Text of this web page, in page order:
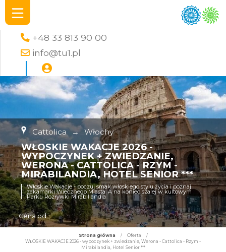
+48 33 813 90 00
info@tu1.pl
Cattolica → Włochy
WŁOSKIE WAKACJE 2026 -
WYPOCZYNEK + ZWIEDZANIE,
WERONA - CATTOLICA - RZYM -
MIRABILANDIA, HOTEL SENIOR ***
Włoskie Wakacje - poczuj smak włoskiego stylu życia i poznaj
zakamarki Wiecznego Miasta. A na koniec szalej w kultowym
Parku Rozrywki Mirabiliandia
Cena od
Strona główna / Oferta
/
WŁOSKIE WAKACJE 2026 - wypoczynek + zwiedzanie, Werona - Cattolica - Rzym -
Mirabilandia, Hotel Senior ***